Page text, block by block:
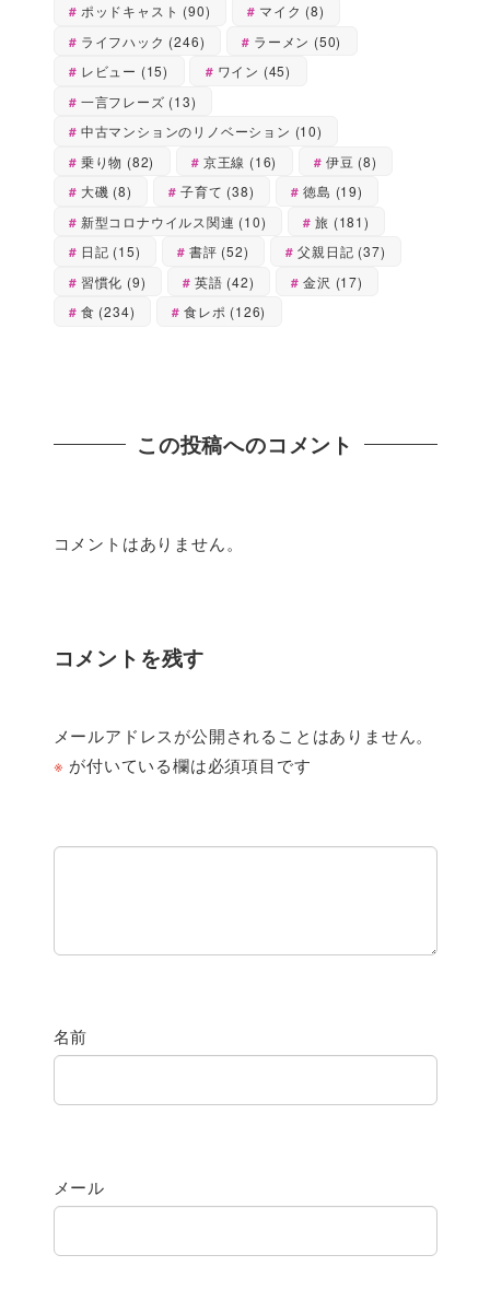
ポッドキャスト (90) マイク (8)
ライフハック (246) ラーメン (50)
レビュー (15) ワイン (45)
一言フレーズ (13)
中古マンションのリノベーション (10)
乗り物 (82) 京王線 (16) 伊豆 (8)
大磯 (8) 子育て (38) 徳島 (19)
新型コロナウイルス関連 (10) 旅 (181)
日記 (15) 書評 (52) 父親日記 (37)
習慣化 (9) 英語 (42) 金沢 (17)
食 (234) 食レポ (126)
この投稿へのコメント
コメントはありません。
コメントを残す
メールアドレスが公開されることはありません。
※ が付いている欄は必須項目です
名前
メール